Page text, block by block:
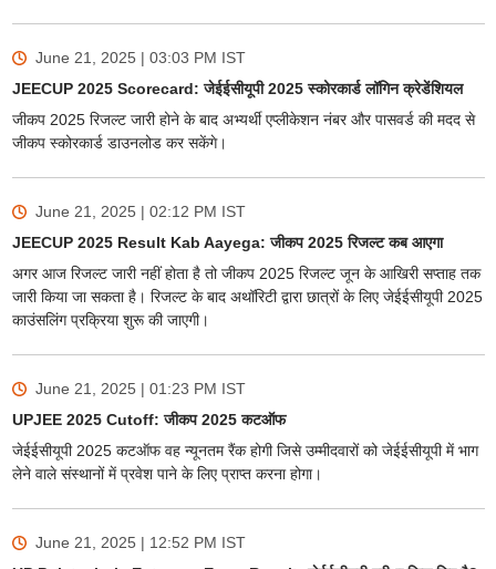
June 21, 2025 | 03:03 PM IST
JEECUP 2025 Scorecard: जेईईसीयूपी 2025 स्कोरकार्ड लॉगिन क्रेडेंशियल
जीकप 2025 रिजल्ट जारी होने के बाद अभ्यर्थी एप्लीकेशन नंबर और पासवर्ड की मदद से
जीकप स्कोरकार्ड डाउनलोड कर सकेंगे।
June 21, 2025 | 02:12 PM IST
JEECUP 2025 Result Kab Aayega: जीकप 2025 रिजल्ट कब आएगा
अगर आज रिजल्ट जारी नहीं होता है तो जीकप 2025 रिजल्ट जून के आखिरी सप्ताह तक
जारी किया जा सकता है। रिजल्ट के बाद अथॉरिटी द्वारा छात्रों के लिए जेईईसीयूपी 2025
काउंसलिंग प्रक्रिया शुरू की जाएगी।
June 21, 2025 | 01:23 PM IST
UPJEE 2025 Cutoff: जीकप 2025 कटऑफ
जेईईसीयूपी 2025 कटऑफ वह न्यूनतम रैंक होगी जिसे उम्मीदवारों को जेईईसीयूपी में भाग
लेने वाले संस्थानों में प्रवेश पाने के लिए प्राप्त करना होगा।
June 21, 2025 | 12:52 PM IST